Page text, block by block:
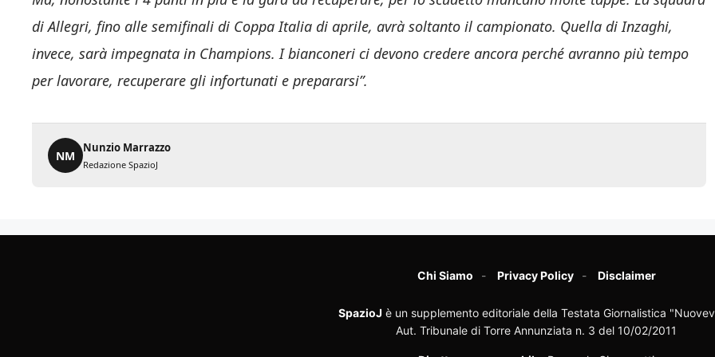
di Allegri, fino alle semifinali di Coppa Italia di aprile, avrà soltanto il campionato. Quella di Inzaghi,
invece, sarà impegnata in Champions. I bianconeri ci devono credere ancora perché avranno più tempo
per lavorare, recuperare gli infortunati e prepararsi”.
NM
Nunzio Marrazzo
Redazione SpazioJ
Chi Siamo Privacy Policy Disclaimer
SpazioJ è un supplemento editoriale della Testata Giornalistica
Aut. Tribunale di Torre Annunziata n. 3 del 10/02/2011